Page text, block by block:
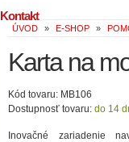
Kontakt
ÚVOD » E-SHOP »
Karta na
Kód tovaru: MB106
Dostupnosť tovaru: do 14
Inovačné zariadenie